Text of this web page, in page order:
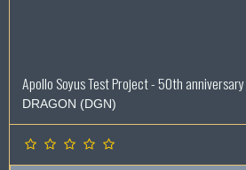
Apollo Soyus Test Project - 50th
DRAGON (DGN)